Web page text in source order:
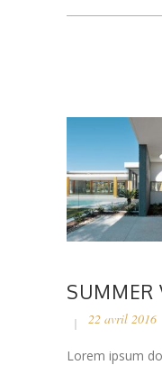
SUMMER
22 avril 2016
Lorem ipsum